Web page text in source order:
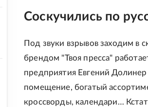
Соскучились по
Под звуки взрывов заходим в
брендом "Твоя пресса"
предприятия Евгений
помещение, богатый
кроссворды, календари…